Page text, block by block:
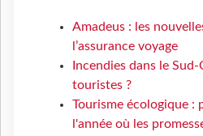
Amadeus : les
l’assurance voyage
Incendies dans le
touristes ?
Tourisme écologique :
l'année où les